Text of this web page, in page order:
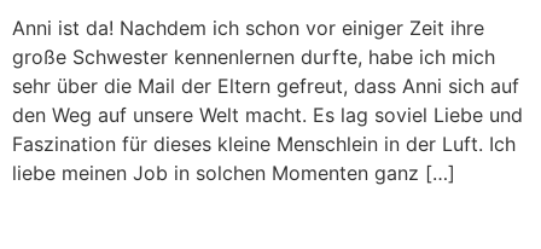
Anni ist da! Nachdem ich schon vor einiger Zeit ihre
große Schwester kennenlernen durfte, habe ich mich
sehr über die Mail der Eltern gefreut, dass Anni sich auf
den Weg auf unsere Welt macht. Es lag soviel Liebe und
Faszination für dieses kleine Menschlein in der Luft. Ich
liebe meinen Job in solchen Momenten ganz […]